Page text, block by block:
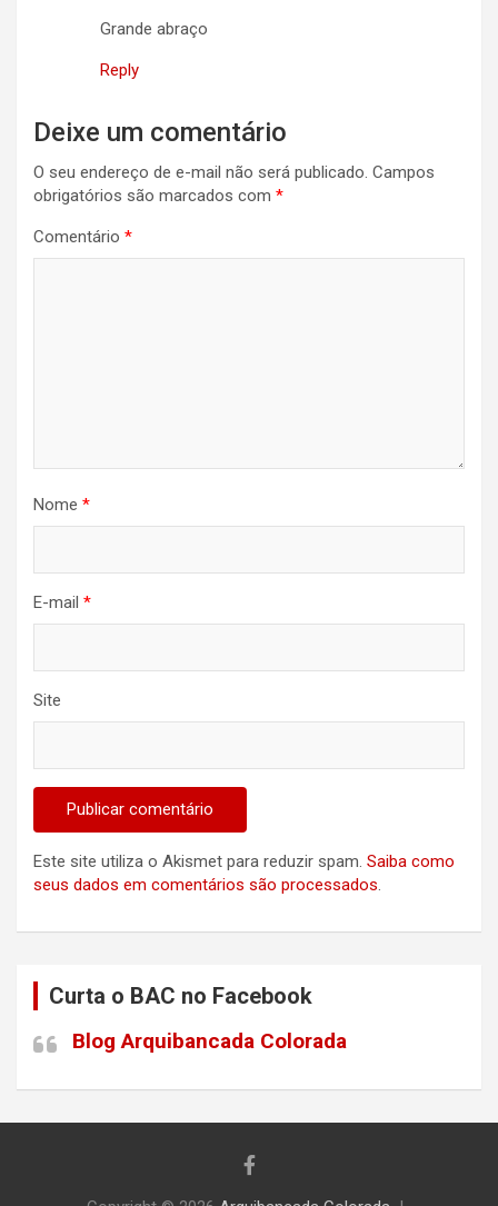
Grande abraço
Reply
Deixe um comentário
O seu endereço de e-mail não será publicado. Campos
obrigatórios são marcados com *
Comentário *
Nome *
E-mail *
Site
Este site utiliza o Akismet para reduzir spam. Saiba como
seus dados em comentários são processados.
Curta o BAC no Facebook
Blog Arquibancada Colorada